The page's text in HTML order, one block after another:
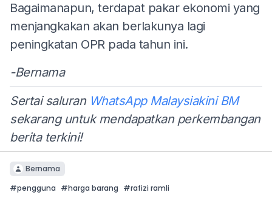
Bagaimanapun, terdapat pakar ekonomi yang
menjangkakan akan berlakunya lagi
peningkatan OPR pada tahun ini.
-Bernama
Sertai saluran WhatsApp Malaysiakini BM
sekarang untuk mendapatkan perkembangan
berita terkini!
Bernama
#pengguna #harga barang #rafizi ramli